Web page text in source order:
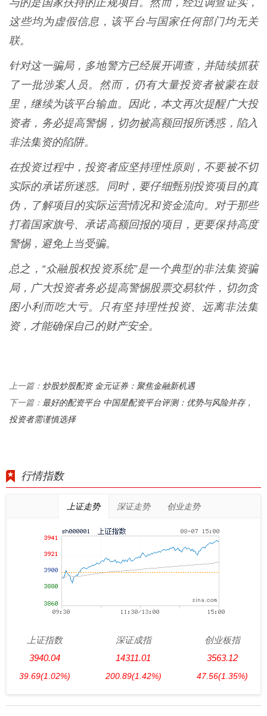
与的是国家扶持的正规项目。然而，经过调查证实，
这些均为虚假信息，该平台与国家任何部门均无关
联。
针对这一骗局，多地警方已经展开调查，并陆续抓获
了一批涉案人员。然而，仍有大量投资者被蒙在鼓
里，继续为该平台输血。因此，本文再次提醒广大投
资者，务必提高警惕，切勿被高额回报所诱惑，陷入
非法集资的陷阱。
在投资过程中，投资者应坚持理性原则，不要被不切
实际的承诺所迷惑。同时，要仔细甄别投资项目的真
伪，了解项目的实际运营情况和资金流向。对于那些
打着国家旗号、承诺高额回报的项目，更要保持高度
警惕，避免上当受骗。
总之，“众融股权投资系统”是一个典型的非法集资骗
局，广大投资者务必提高警惕股票交易软件，切勿贪
图小利而吃大亏。只有坚持理性投资、远离非法集
资，才能确保自己的财产安全。
上一篇： 炒股炒股配资 金元证券：聚焦金融新机遇
下一篇： 最好的配资平台 中国星配资平台评测：优势与风险并存，
投资者需谨慎选择
行情指数
上证走势 深证走势 创业走势
上证指数
3940.04
39.69(1.02%)
深证成指
14311.01
200.89(1.42%)
创业板指
3563.12
47.56(1.35%)